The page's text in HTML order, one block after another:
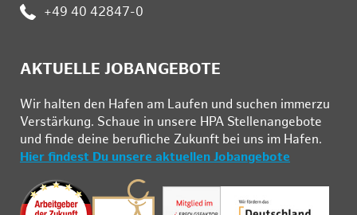
: +49 40 42847-0
AKTUELLE JOBANGEBOTE
Wir hal­ten den Ha­fen am Lau­fen und su­chen im­mer­zu
Ver­stär­kung. Schau­e in un­se­re HPA Stel­len­an­ge­bo­te
und fin­de deine be­ruf­li­che Zu­kunft bei uns im Ha­fen.
Hier findest Du unsere aktuellen Jobangebote